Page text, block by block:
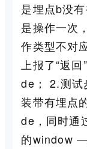
是埋点b没
是操作一次
作类型不对
上报了“返
de； 2.测试
装带有埋点
de，同时通
的window